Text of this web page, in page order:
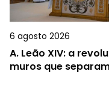
6 agosto 2026
A. Leão XIV: a
muros que